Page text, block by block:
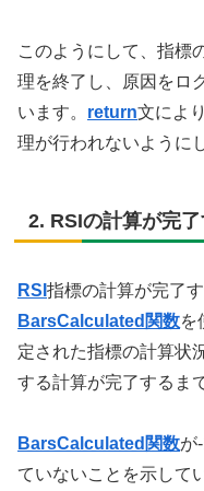
このようにして、指標
理を終了し、原因をロ
います。 return文によ
理が行われないように
2. RSIの計算が完
RSI 指標の計算が完了
BarsCalculated関数を
定された指標の計算状
する計算が完了するま
BarsCalculated関数が
ていないことを示して